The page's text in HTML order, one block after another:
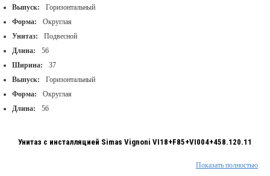
Выпуск:
Горизонтальный
Форма:
Округлая
Унитаз:
Подвесной
Длина:
56
Ширина:
37
Выпуск:
Горизонтальный
Форма:
Округлая
Длина:
56
Унитаз с инсталляцией Simas Vignoni VI18+F85+VI004+458.120.11
Показать полностью